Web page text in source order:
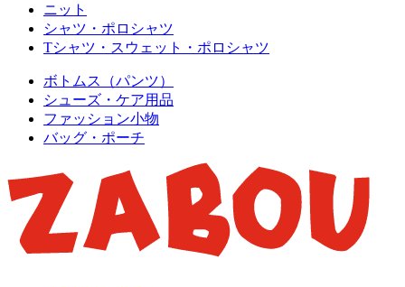
ニット
シャツ・ポロシャツ
Tシャツ・スウェット・ポロシャツ
ボトムス（パンツ）
シューズ・ケア用品
ファッション小物
バッグ・ポーチ